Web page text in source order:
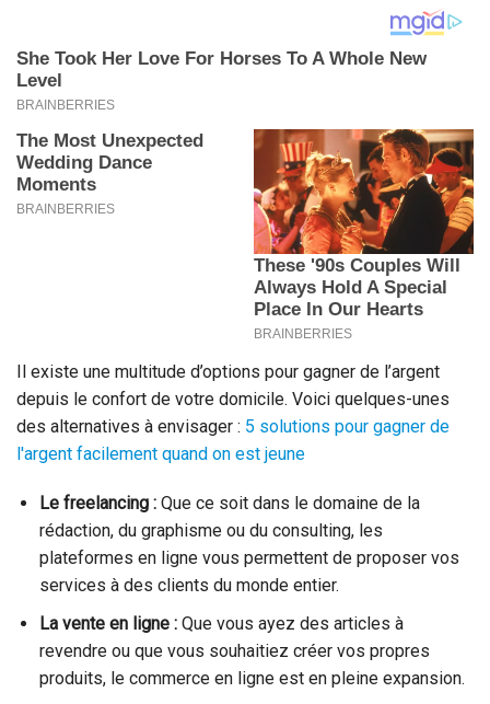
Il existe une multitude d’options pour gagner de l’argent
depuis le confort de votre domicile. Voici quelques-unes
des alternatives à envisager : 5 solutions pour gagner de
l'argent facilement quand on est jeune
Le freelancing :Que ce soit dans le domaine de la
rédaction, du graphisme ou du consulting, les
plateformes en ligne vous permettent de proposer vos
services à des clients du monde entier.
La vente en ligne :Que vous ayez des articles à
revendre ou que vous souhaitiez créer vos propres
produits, le commerce en ligne est en pleine expansion.